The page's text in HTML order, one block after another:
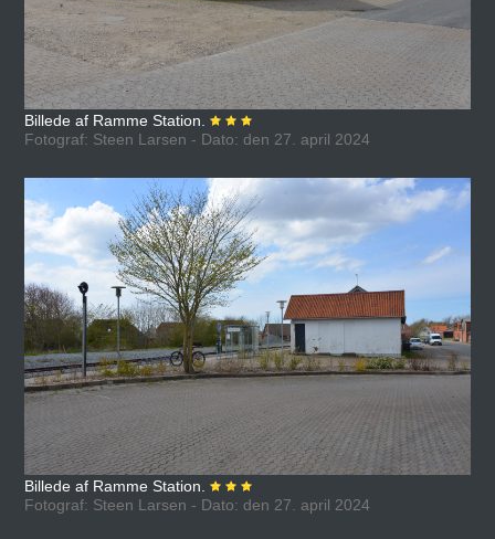
Billede af Ramme Station.
Fotograf: Steen Larsen - Dato: den 27. april 2024
Billede af Ramme Station.
Fotograf: Steen Larsen - Dato: den 27. april 2024